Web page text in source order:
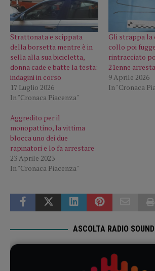
Strattonata e scippata
della borsetta mentre è in
sella alla sua bicicletta,
donna cade e batte la testa:
indagini in corso
17 Luglio 2026
In "Cronaca Piacenza"
Gli strappa la
collo poi
rintracciato
21enne
9 Aprile 2026
In "Cronaca
Aggredito per il
monopattino, la vittima
blocca uno dei due
rapinatori e lo fa arrestare
23 Aprile 2023
In "Cronaca Piacenza"
ASCOLTA RADIO SOUND